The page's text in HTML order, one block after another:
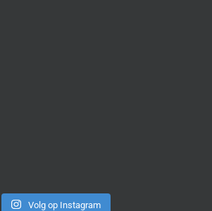
Volg op Instagram